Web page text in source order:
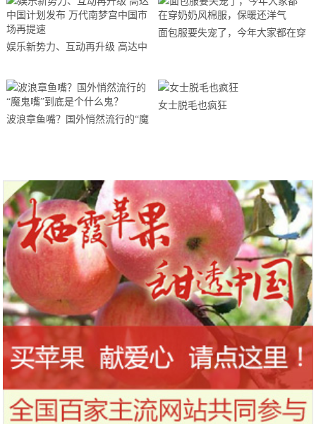
娱乐新势力、互动再升级 高达中
再提速
面包服要失宠了，今年大家都在穿
波浪章鱼嘴？国外悄然流行的“魔
女士脱毛也疯狂